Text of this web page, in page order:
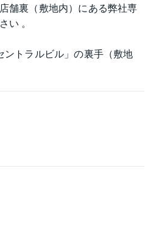
舗裏（敷地内）にある弊社専
い 。
トラルビル」の裏手（敷地